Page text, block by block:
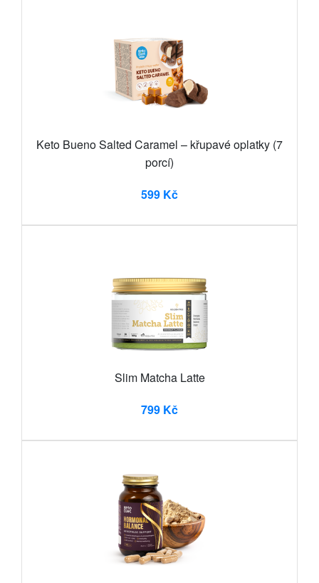
Keto Bueno Salted Caramel – křupavé oplatky (7
porcí)
599 Kč
Slim Matcha Latte
799 Kč